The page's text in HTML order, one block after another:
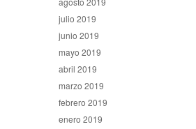
julio 2019
junio 2019
mayo 2019
abril 2019
marzo 2019
febrero 2019
enero 2019